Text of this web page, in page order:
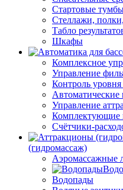
Стартовые
Стеллажи,
Табло
Шкафы
Комплексное
Управление
Контроль
Управление
Комплектующие
Счётчики-
(гидромассаж)
Аэромассажные
Водопады